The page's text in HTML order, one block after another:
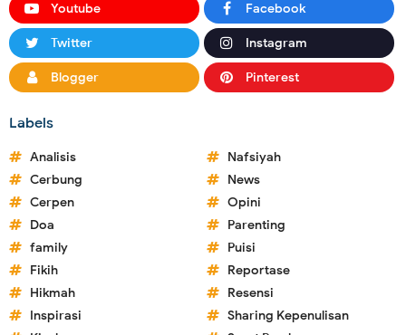
Youtube Facebook
Twitter Instagram
Blogger Pinterest
Labels
Analisis
Cerbung
Cerpen
Doa
family
Fikih
Hikmah
Inspirasi
Nafsiyah
News
Opini
Parenting
Puisi
Reportase
Resensi
Sharing Kepenulisan